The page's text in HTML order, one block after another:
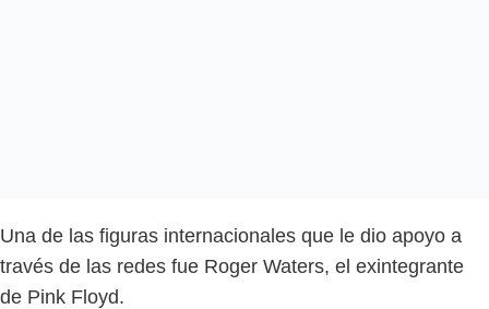
Una de las figuras internacionales que le dio apoyo a
través de las redes fue Roger Waters, el exintegrante
de Pink Floyd.